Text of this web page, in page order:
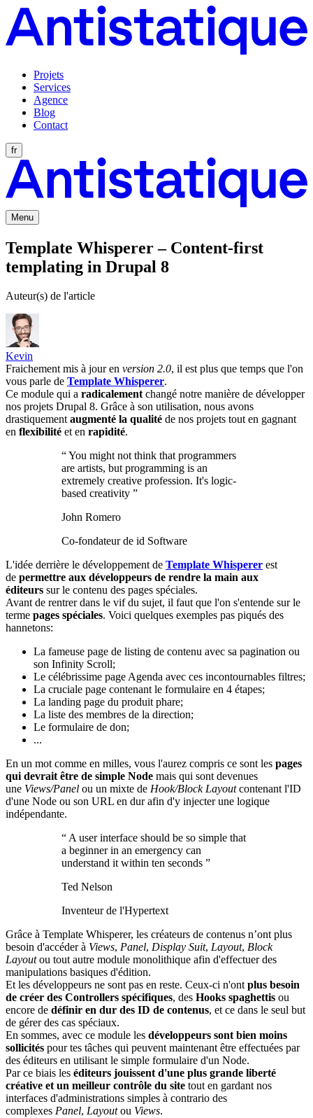
Projets
Services
Agence
Blog
Contact
fr
Menu
Template Whisperer – Content-first
templating in Drupal 8
Auteur(s) de l'article
Kevin
Fraichement mis à jour en version 2.0, il est plus que temps que l'on
vous parle de Template Whisperer.
Ce module qui a radicalementchangé notre manière de développer
nos projets Drupal 8. Grâce à son utilisation, nous avons
drastiquementaugmenté la qualité de nos projets tout en gagnant
en flexibilité et en rapidité.
“You might not think that programmers
are artists, but programming is an
extremely creative profession. It's logic-
based creativity ”
John Romero
Co-fondateur de id Software
L'idée derrière le développement de Template Whisperer est
de permettre aux développeurs de rendre la main aux
éditeurs sur le contenu des pages spéciales.
Avant de rentrer dans le vif du sujet, il faut que l'on s'entende sur le
terme pages spéciales. Voici quelques exemples pas piqués des
hannetons:
La fameuse page de listing de contenu avec sa pagination ou
son Infinity Scroll;
Le célébrissime page Agenda avec ces incontournables filtres;
La cruciale page contenant le formulaire en 4 étapes;
La landing page du produit phare;
La liste des membres de la direction;
Le formulaire de don;
...
En un mot comme en milles, vous l'aurez compris ce sont les pages
qui devrait être de simple Node mais qui sont devenues
une Views/Panel ou un mixte de Hook/Block Layoutcontenant l'ID
d'une Node ou son URL en dur afin d'y injecter une logique
indépendante.
“A user interface should be so simple that
a beginner in an emergency can
understand it within ten seconds ”
Ted Nelson
Inventeur de l'Hypertext
Grâce à Template Whisperer, les créateurs de contenus n’ont plus
besoin d'accéder à Views, Panel, Display Suit, Layout, Block
Layoutou tout autre module monolithique afin d'effectuer des
manipulations basiques d'édition.
Et les développeurs ne sont pas en reste. Ceux-ci n'ontplus besoin
de créer des Controllers spécifiques, des Hooks spaghettis ou
encore de définir en dur des ID de contenus, et ce dans le seul but
de gérer des cas spéciaux.
En sommes, avec ce module les développeurs sont bien moins
sollicités pour tes tâches qui peuvent maintenant être effectuées par
des éditeurs en utilisant le simple formulaire d'un Node.
Par ce biais les éditeurs jouissent d'une plus grande liberté
créative et un meilleur contrôle du site tout en gardant nos
interfaces d'administrations simples à contrario des
complexes Panel, Layoutou Views.